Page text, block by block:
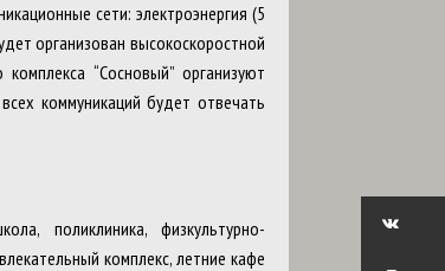
сети: электроэнергия (5
организован высокоскоростной
“Сосновый” организуют
коммуникаций будет отвечать
поликлиника, физкультурно-
комплекс, летние кафе